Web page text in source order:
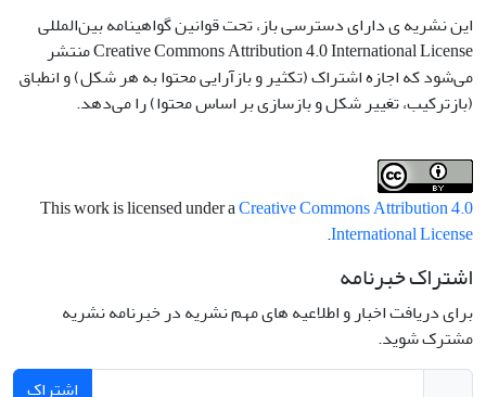
این نشریه ی دارای دسترسی باز، تحت قوانین گواهینامه بین‌المللی
Creative Commons Attribution 4.0 International License منتشر
می‌شود که اجازه اشتراک (تکثیر و بازآرایی محتوا به هر شکل) و انطباق
(بازترکیب، تغییر شکل و بازسازی بر اساس محتوا) را می‌دهد.
This work is licensed under aCreative Commons Attribution 4.0
International License
.
اشتراک خبرنامه
برای دریافت اخبار و اطلاعیه های مهم نشریه در خبرنامه نشریه
مشترک شوید.
اشتراک